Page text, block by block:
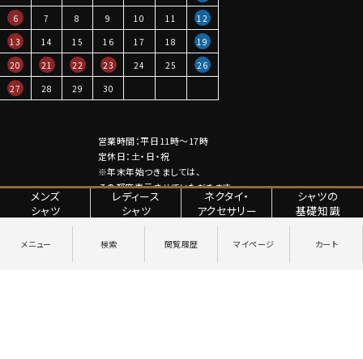
メンズ
シャツ
レディース
シャツ
ネクタイ・
アクセサリー
シャツの
基礎知識
6
7 8 9 10 11
12
13
14 15 16 17 18
19
20
21 22 23 24 25
26
27
28 29 30
営業時間：平日11時～17時
定休日：土・日・祝
※年末年始つきましては、
その都度表示させていただきます。
特定商取引法に関する表記 プライバシーポリシー
Copyright © YANAGIDA ORIMONO CO.LTD. All Rights Reserved.